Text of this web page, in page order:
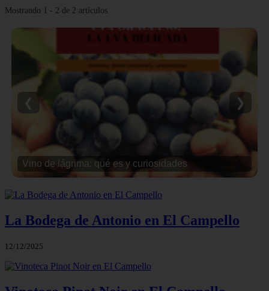
Mostrando 1 - 2 de 2 artículos
Vino de lágrima: qué es y curiosidades
❮ ❯
La Bodega de Antonio en El Campello
12/12/2025